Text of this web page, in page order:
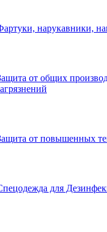
нарукавники,
от общих
от повышенных
для